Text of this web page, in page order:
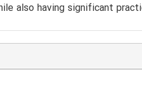
also having significant